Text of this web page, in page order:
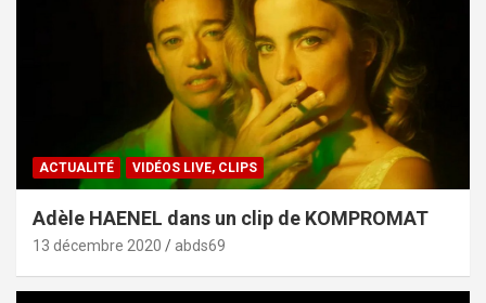
ACTUALITÉ VIDÉOS LIVE, CLIPS
Adèle HAENEL dans un clip de KOMPROMAT
13 décembre 2020 abds69